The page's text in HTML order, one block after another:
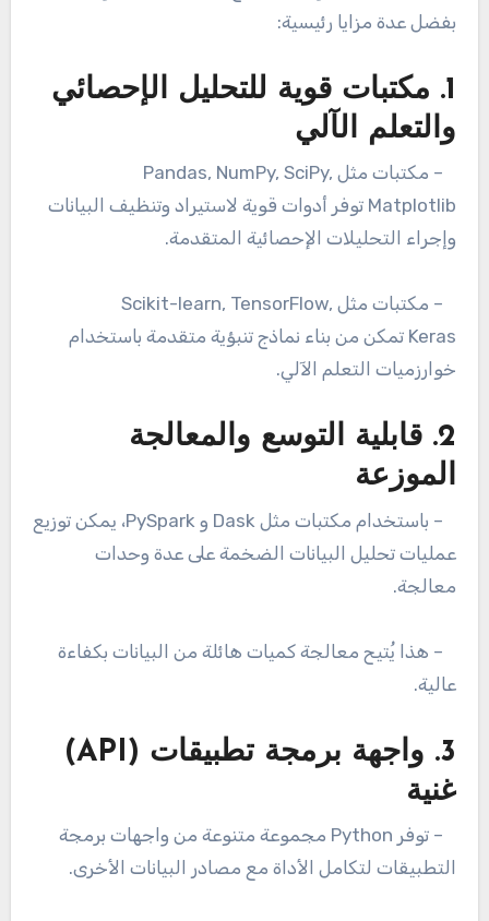
بفضل عدة مزايا رئيسية:
1. مكتبات قوية للتحليل الإحصائي
والتعلم الآلي
– مكتبات مثل Pandas, NumPy, SciPy,
Matplotlib توفر أدوات قوية لاستيراد وتنظيف البيانات
وإجراء التحليلات الإحصائية المتقدمة.
– مكتبات مثل Scikit-learn, TensorFlow,
Keras تمكن من بناء نماذج تنبؤية متقدمة باستخدام
خوارزميات التعلم الآلي.
2. قابلية التوسع والمعالجة
الموزعة
– باستخدام مكتبات مثل Dask و PySpark، يمكن توزيع
عمليات تحليل البيانات الضخمة على عدة وحدات
معالجة.
– هذا يُتيح معالجة كميات هائلة من البيانات بكفاءة
عالية.
3. واجهة برمجة تطبيقات (API)
غنية
– توفر Python مجموعة متنوعة من واجهات برمجة
التطبيقات لتكامل الأداة مع مصادر البيانات الأخرى.